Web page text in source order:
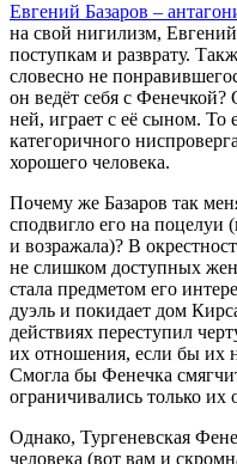
Евгений Базаров –
на свой нигилизм,
поступкам и разврату.
словесно не
он ведёт себя с Фенечкой?
ней, играет с её сыном. То
категоричного
хорошего человека.
Почему же Базаров так
сподвигло его на поцелуи
и возражала)? В
не слишком доступных
стала предметом его
дуэль и покидает дом
действиях переступил
их отношения, если бы их
Смогла бы Фенечка
ограничивались только
Однако, Тургеневская
человека (вот вам и